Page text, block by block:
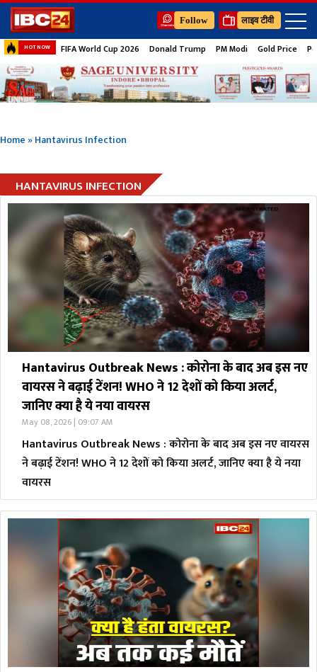
Follow लाइव टीवी
HOT NOW FIFA World Cup 2026 Donald Trump PM Modi Gold Price
Home»Hantavirus Infection
HANTAVIRUS INFECTION
Hantavirus Outbreak News : कोरोना के बाद अब इस नए
वायरस ने बढ़ाई टेंशन! WHO ने 12 देशों को किया अलर्ट,
जानिए क्या है ये नया वायरस
May 08, 2026 | 09:07 AM
Hantavirus Outbreak News : कोरोना के बाद अब इस नए वायरस
ने बढ़ाई टेंशन! WHO ने 12 देशों को किया अलर्ट, जानिए क्या है ये नया
वायरस